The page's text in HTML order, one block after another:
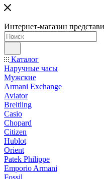
Интернет-магазин
Каталог
Наручные часы
Мужские
Armani Exchange
Aviator
Breitling
Casio
Chopard
Citizen
Hublot
Orient
Patek Philippe
Emporio Armani
Fossil